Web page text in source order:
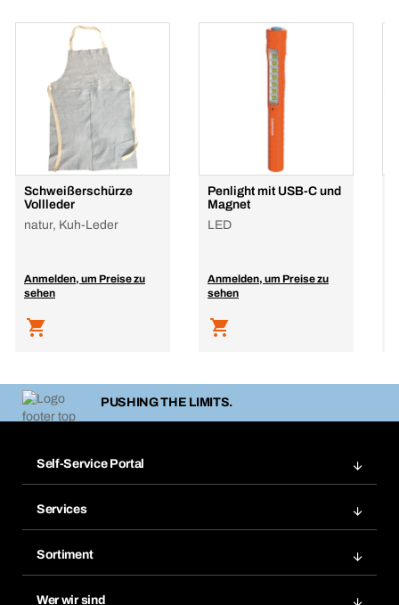
Schweißerschürze
Vollleder
natur, Kuh-Leder
Anmelden, um Preise zu
sehen
Penlight mit USB-C und
Magnet
LED
Anmelden, um Preise zu
sehen
PUSHING THE LIMITS.
Self-Service Portal
Merklisten
Nachbestellungen
Services
Chemical Safety Management
Sortiment
Wer wir sind